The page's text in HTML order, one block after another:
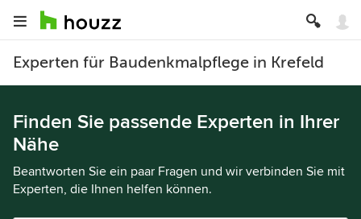
Experten für Baudenkmalpflege in Krefeld
Finden Sie passende Experten in Ihrer
Nähe
Beantworten Sie ein paar Fragen und wir verbinden Sie mit
Experten, die Ihnen helfen können.